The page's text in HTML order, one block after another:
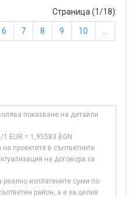
Страница (1/18):
6 7 8 9 10
показване на детайли
EUR = 1,95583 BGN
проектите в съответните
на договора за
изплатените суми по
район, а е за целия